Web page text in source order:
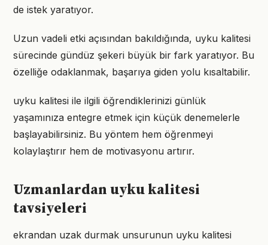
de istek yaratıyor.
Uzun vadeli etki açısından bakıldığında, uyku kalitesi
sürecinde gündüz şekeri büyük bir fark yaratıyor. Bu
özelliğe odaklanmak, başarıya giden yolu kısaltabilir.
uyku kalitesi ile ilgili öğrendiklerinizi günlük
yaşamınıza entegre etmek için küçük denemelerle
başlayabilirsiniz. Bu yöntem hem öğrenmeyi
kolaylaştırır hem de motivasyonu artırır.
Uzmanlardan uyku kalitesi
tavsiyeleri
ekrandan uzak durmak unsurunun uyku kalitesi